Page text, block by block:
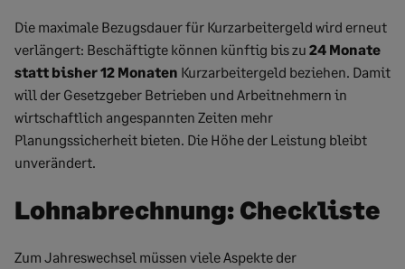
Die maximale Bezugsdauer für Kurzarbeitergeld wird erneut
verlängert: Beschäftigte können künftig bis zu 24 Monate
statt bisher 12 Monaten Kurzarbeitergeld beziehen. Damit
will der Gesetzgeber Betrieben und Arbeitnehmern in
wirtschaftlich angespannten Zeiten mehr
Planungssicherheit bieten. Die Höhe der Leistung bleibt
unverändert.
Lohnabrechnung: Checkliste
Zum Jahreswechsel müssen viele Aspekte der